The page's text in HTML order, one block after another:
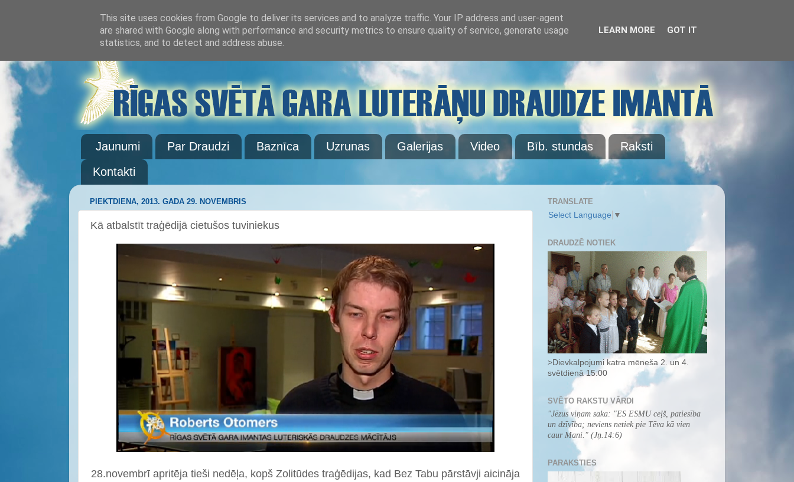
Jaunumi Par Draudzi Baznīca Uzrunas Galerijas Video Bīb. stundas
Raksti
Kontakti
PIEKTDIENA, 2013. GADA 29. NOVEMBRIS
Kā atbalstīt traģēdijā cietušos tuviniekus
28.novembrī apritēja tieši nedēļa, kopš Zolitūdes traģēdijas, kad Bez Tabu pārstāvji aicināja
TRANSLATE
Select Language ▼
DRAUDZĒ NOTIEK
>Dievkalpojumi katra mēneša 2. un 4.
svētdienā 15:00
SVĒTO RAKSTU VĀRDI
"Jēzus viņam saka: "ES ESMU ceļš, patiesība
un dzīvība; neviens netiek pie Tēva kā vien
caur Mani. " (Jņ.14:6)
PARAKSTIES
This site uses cookies from Google to deliver its services and to analyze traffic. Your IP address and user-agent
are shared with Google along with performance and security metrics to ensure quality of service, generate usage
statistics, and to detect and address abuse.
LEARN MORE GOT IT